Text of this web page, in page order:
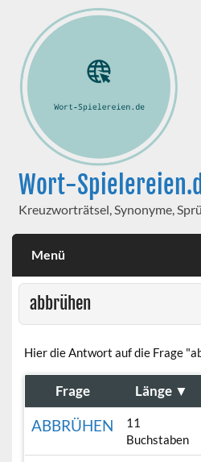
Wort-
Kreuzworträtsel, Synonyme,
Menü
abbrühen
Hier die Antwort auf die Frage
Frage Länge ▼
ABBRÜHEN
11
Buchstaben